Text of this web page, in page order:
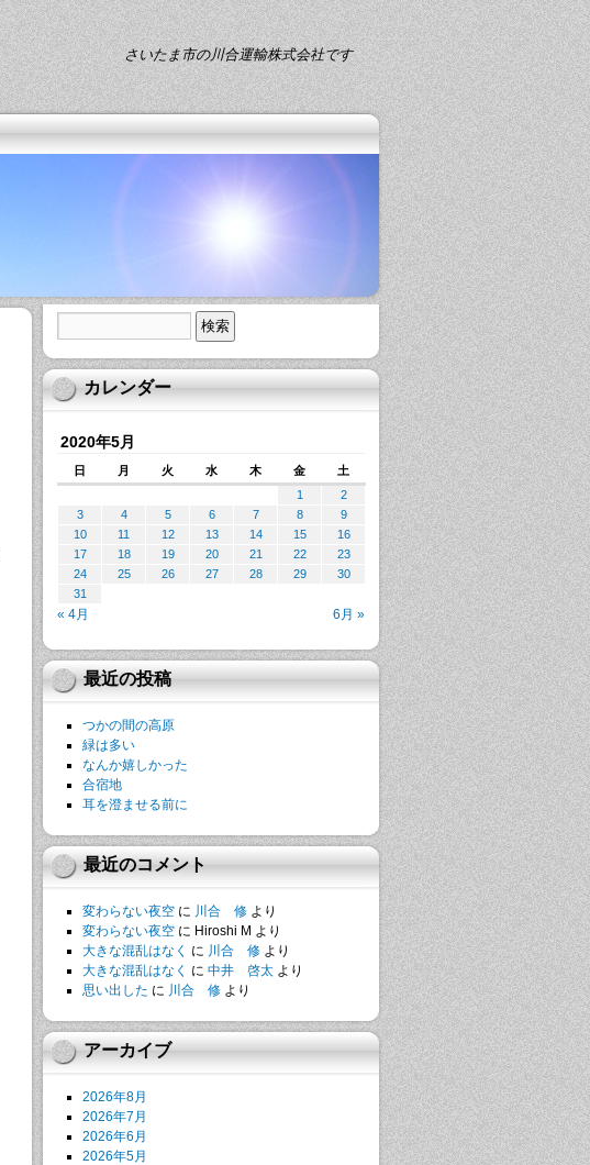
さいたま市の川合運輸株式会社です
カレンダー
2020年5月
日 月 火 水 木 金 土
« 4月 6月 »
1
2
3
4 5 6 7 8
9
10
11 12 13 14 15
16
17
18 19 20 21 22
23
24
25 26 27 28 29
30
31
最近の投稿
つかの間の高原
緑は多い
なんか嬉しかった
合宿地
耳を澄ませる前に
最近のコメント
変わらない夜空に 川合 修より
変わらない夜空に Hiroshi M より
大きな混乱はなく に 川合 修より
大きな混乱はなく に 中井 啓太より
思い出した に 川合 修より
アーカイブ
2026年8月
2026年7月
2026年6月
2026年5月